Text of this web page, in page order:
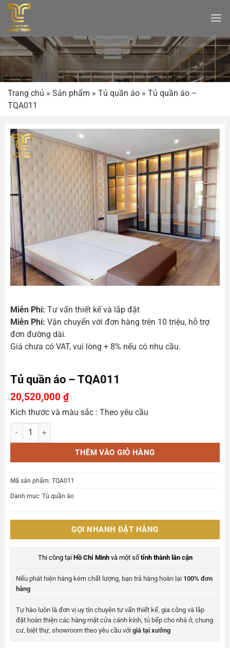
Bỏ
qua
nội
dung
Trang chủ » Sản phẩm » Tủ quần áo » Tủ quần áo –
TQA011
Miễn Phí: Tư vấn thiết kế và lắp đặt
Miễn Phí: Vận chuyển với đơn hàng trên 10 triệu, hỗ trợ
đơn đường dài.
Giá chưa có VAT, vui lòng + 8% nếu có nhu cầu.
Tủ quần áo – TQA011
20,520,000 ₫
Kích thước và màu sắc : Theo yêu cầu
Tủ quần áo - TQA011 số lượng
THÊM VÀO GIỎ HÀNG
Mã sản phẩm: TQA011
Danh mục: Tủ quần áo
GỌI NHANH ĐẶT HÀNG
Thi công tại Hồ Chí Minhvà một số tỉnh thành lân cận
Nếu phát hiện hàng kém chất lượng, bạn trả hàng hoàn lại 100% đơn
hàng
Tự hào luôn là đơn vị uy tín chuyên tư vấn thiết kế, gia công và lắp
đặt hoàn thiện các hàng mặt cửa cánh kính, tủ bếp cho nhà ở, chung
cư, biệt thự, showroom theo yêu cầu với giá tại xưởng